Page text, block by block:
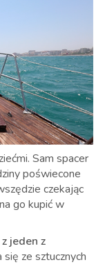
Sam spacer
poświecone
czekając
go kupić w
jeden z
się ze sztucznych